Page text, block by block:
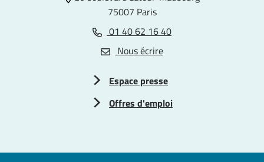
75007 Paris
01 40 62 16 40
Nous écrire
Espace presse
Offres d'emploi